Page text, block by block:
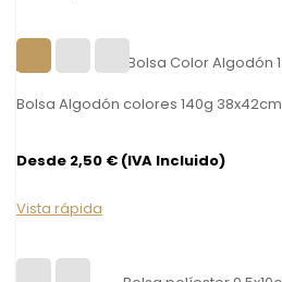
Bolsa Algodón colores 140g 38x42cm
Desde 2,50 € (IVA Incluido)
Vista rápida